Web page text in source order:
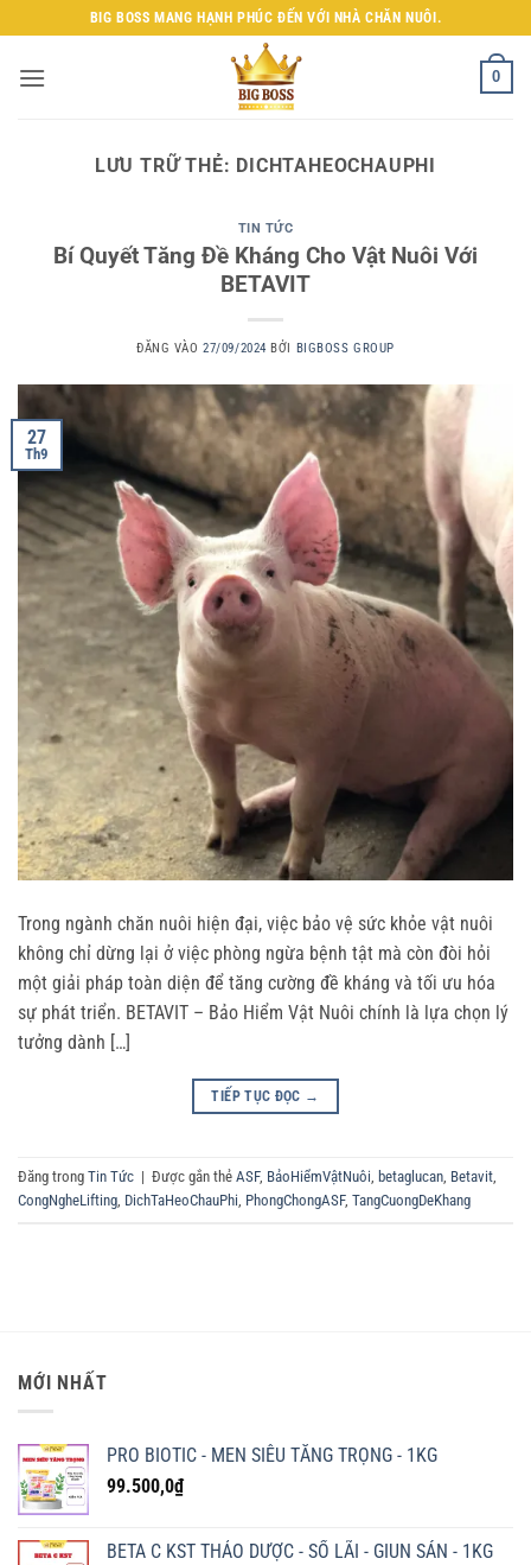
qua
nội
BIG BOSS MANG HẠNH PHÚC ĐẾN VỚI NHÀ CHĂN NUÔI.
0
LƯU TRỮ THẺ: DICHTAHEOCHAUPHI
TIN TỨC
Bí Quyết Tăng Đề Kháng Cho Vật Nuôi Với
BETAVIT
ĐĂNG VÀO27/09/2024 BỞI BIGBOSS GROUP
27
Th9
Trong ngành chăn nuôi hiện đại, việc bảo vệ sức khỏe vật nuôi
không chỉ dừng lại ở việc phòng ngừa bệnh tật mà còn đòi hỏi
một giải pháp toàn diện để tăng cường đề kháng và tối ưu hóa
sự phát triển. BETAVIT – Bảo Hiểm Vật Nuôi chính là lựa chọn lý
tưởng dành […]
TIẾP TỤC ĐỌC →
Đăng trong Tin Tức | Được gắn thẻ ASF, BảoHiểmVậtNuôi betaglucan Betavit
CongNgheLifting DichTaHeoChauPhi PhongChongASF, TangCuongDeKhang
MỚI NHẤT
PRO BIOTIC - MEN SIÊU TĂNG TRỌNG - 1KG
99.500,0₫
BETA C KST THẢO DƯỢC - SỔ LÃI - GIUN SÁN - 1KG